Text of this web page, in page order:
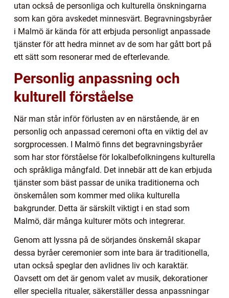
utan också de personliga och kulturella önskningarna
som kan göra avskedet minnesvärt. Begravningsbyråer
i Malmö är kända för att erbjuda personligt anpassade
tjänster för att hedra minnet av de som har gått bort på
ett sätt som resonerar med de efterlevande.
Personlig anpassning och
kulturell förståelse
När man står inför förlusten av en närstående, är en
personlig och anpassad ceremoni ofta en viktig del av
sorgprocessen. I Malmö finns det begravningsbyråer
som har stor förståelse för lokalbefolkningens kulturella
och språkliga mångfald. Det innebär att de kan erbjuda
tjänster som bäst passar de unika traditionerna och
önskemålen som kommer med olika kulturella
bakgrunder. Detta är särskilt viktigt i en stad som
Malmö, där många kulturer möts och integrerar.
Genom att lyssna på de sörjandes önskemål skapar
dessa byråer ceremonier som inte bara är traditionella,
utan också speglar den avlidnes liv och karaktär.
Oavsett om det är genom valet av musik, dekorationer
eller speciella ritualer, säkerställer dessa anpassningar